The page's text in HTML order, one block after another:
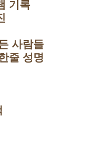
기록
사람들
줄 성명